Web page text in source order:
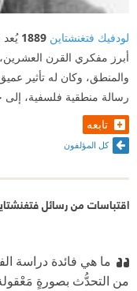
لودفيك فتغنشتاين 1889
أبرز مفكري القرن
والمنطق، وكان له تأثير
رسالة منطقية فلسفية،
تابعه
كل المؤلفون
اقتباسات من رسائل
ما هي فائدة دراسة